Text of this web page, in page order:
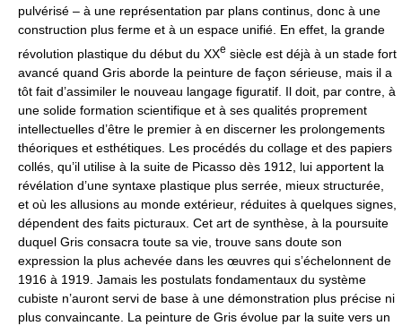
pulvérisé – à une représentation par plans continus, donc à une
construction plus ferme et à un espace unifié. En effet, la grande
révolution plastique du début du XXe siècle est déjà à un stade fort
avancé quand Gris aborde la peinture de façon sérieuse, mais il a
tôt fait d’assimiler le nouveau langage figuratif. Il doit, par contre, à
une solide formation scientifique et à ses qualités proprement
intellectuelles d’être le premier à en discerner les prolongements
théoriques et esthétiques. Les procédés du collage et des papiers
collés, qu’il utilise à la suite de Picasso dès 1912, lui apportent la
révélation d’une syntaxe plastique plus serrée, mieux structurée,
et où les allusions au monde extérieur, réduites à quelques signes,
dépendent des faits picturaux. Cet art de synthèse, à la poursuite
duquel Gris consacra toute sa vie, trouve sans doute son
expression la plus achevée dans les œuvres qui s’échelonnent de
1916 à 1919. Jamais les postulats fondamentaux du système
cubiste n’auront servi de base à une démonstration plus précise ni
plus convaincante. La peinture de Gris évolue par la suite vers un